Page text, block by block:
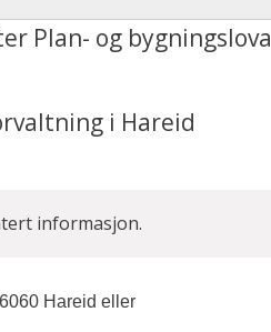
Plan- og bygningslova
i Hareid
informasjon.
Hareid eller